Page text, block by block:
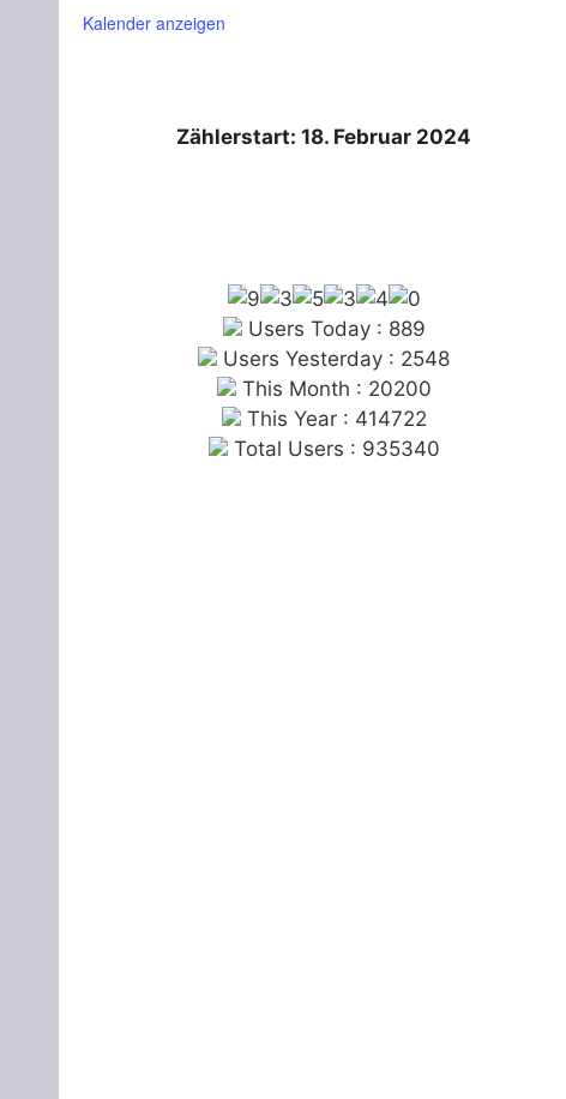
Kalender anzeigen
Zählerstart: 18. Februar 2024
Users Today : 889
Users Yesterday : 2548
This Month : 20200
This Year : 414722
Total Users : 935340